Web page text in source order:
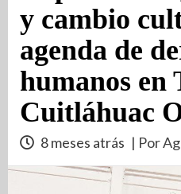
y cambio
agenda de
humanos en
Cuitláhuac
8 meses atrás | Por